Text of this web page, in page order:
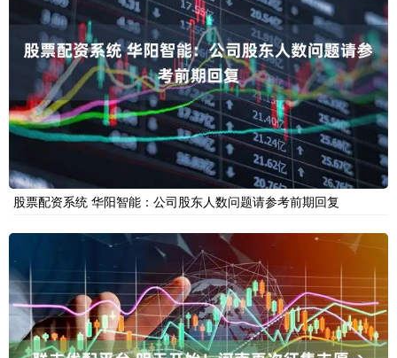
股票配资系统 华阳智能：公司股东人数问题请参考前期回复